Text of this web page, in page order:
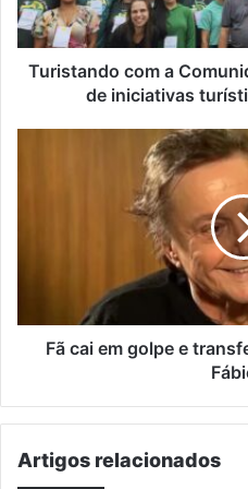
iniciativas
turísticas
em
Encantado
Turistando com a
de iniciativas
mil
Fã cai em golpe e
Artigos relacionados